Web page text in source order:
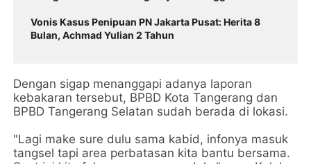
Vonis Kasus Penipuan PN Jakarta Pusat: Herita 8
Bulan, Achmad Yulian 2 Tahun
Dengan sigap menanggapi adanya laporan
kebakaran tersebut, BPBD Kota Tangerang dan
BPBD Tangerang Selatan sudah berada di lokasi.
"Lagi make sure dulu sama kabid, infonya masuk
tangsel tapi area perbatasan kita bantu bersama.